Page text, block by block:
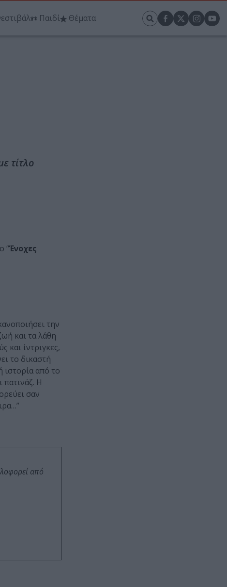
Παιδί Θέματα
τίτλο
“Ένοχες
την
και τα λάθη
και ίντριγκες,
το δικαστή
ιστορία από το
πατινάζ. Η
σαν
από